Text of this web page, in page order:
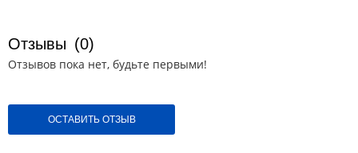
Отзывы (0)
Отзывов пока нет, будьте первыми!
ОСТАВИТЬ ОТЗЫВ